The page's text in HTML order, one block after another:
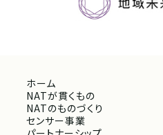
ホーム
NATが貫くもの
NATのものづくり
センサー事業